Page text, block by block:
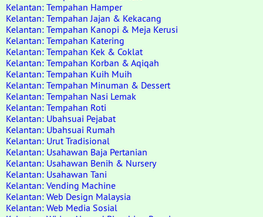
Kelantan: Tempahan Hamper
Kelantan: Tempahan Jajan & Kekacang
Kelantan: Tempahan Kanopi & Meja Kerusi
Kelantan: Tempahan Katering
Kelantan: Tempahan Kek & Coklat
Kelantan: Tempahan Korban & Aqiqah
Kelantan: Tempahan Kuih Muih
Kelantan: Tempahan Minuman & Dessert
Kelantan: Tempahan Nasi Lemak
Kelantan: Tempahan Roti
Kelantan: Ubahsuai Pejabat
Kelantan: Ubahsuai Rumah
Kelantan: Urut Tradisional
Kelantan: Usahawan Baja Pertanian
Kelantan: Usahawan Benih & Nursery
Kelantan: Usahawan Tani
Kelantan: Vending Machine
Kelantan: Web Design Malaysia
Kelantan: Web Media Sosial